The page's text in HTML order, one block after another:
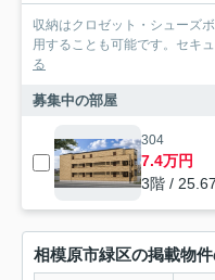
収納はクロゼット・シューズ
用することも可能です。セキ
る
募集中の部屋
304
7.4万円
3階 /
相模原市緑区の掲載物